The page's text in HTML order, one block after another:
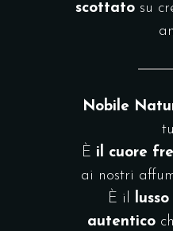
scottato su
Nobile
È il cuore
ai nostri
È il
autentico